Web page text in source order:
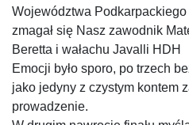
Województwa
zmagał się Nasz zawodnik
Beretta i wałachu Javalli HDH
Emocji było sporo, po trzech
jako jedyny z czystym kontem
prowadzenie.